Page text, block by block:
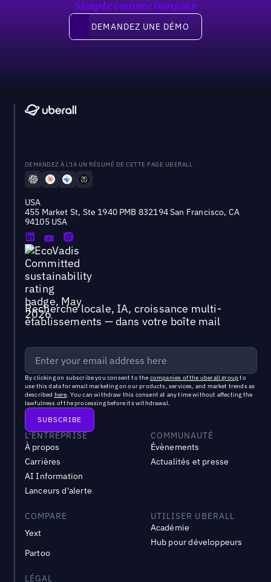
Simple comme bonjour
Demandez une démo
DEMANDEZ UNE DÉMO
DEMANDEZ À L'IA UN RÉSUMÉ DE CETTE PAGE UBERALL
USA
455 Market St, Ste 1940 PMB 832194 San Francisco, CA
94105 USA
Recherche locale, IA, croissance multi-
établissements — dans votre boîte mail
By clicking on subscribe you consent to the companies of the uberall groupto
use this data for email marketing on our products, services, and market trends as
described here. You can withdraw this consent at any time without affecting the
lawfulness of the processing before its withdrawal.
L'ENTREPRISE
À propos
Carrières
AI Information
Lanceurs d'alerte
COMMUNAUTÉ
Évènements
Actualités et presse
COMPARE
Yext
Partoo
UTILISER UBERALL
Académie
Hub pour développeurs
LÉGAL